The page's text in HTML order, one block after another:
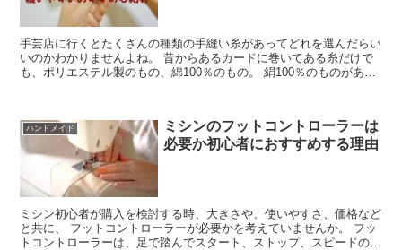
手芸店に行くとたくさんの種類の手縫い糸があってどれを選んだらい
いのかわかりませんよね。 昔からあるカードに巻いてある糸だけで
も、ポリエステル製のもの、綿100％のもの。 絹100％のものがあり
ハンドメイド
ミシンのフットコントローラーは
必要か初心者におすすめする理由
ミシン初心者が購入を検討する時、大きさや、使いやすさ、価格など
と共に、 フットコントローラーが必要かを考えていませんか。 フッ
トコントローラーは、足で踏んでスタート、ストップ、スピードの調